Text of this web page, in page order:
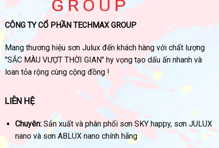
CÔNG TY CỔ PHẦN TECHMAX GROUP
Mang thương hiệu sơn Julux đến khách hàng với chất lượng
"SẮC MÀU VƯỢT THỜI GIAN" hy vọng tạo dấu ấn nhanh và
loan tỏa rộng cùng cộng đồng !
LIÊN HỆ
Chuyên:Sản xuất và phân phối sơn SKY happy, sơn JULUX
nano và sơn ABLUX nano chính hãng